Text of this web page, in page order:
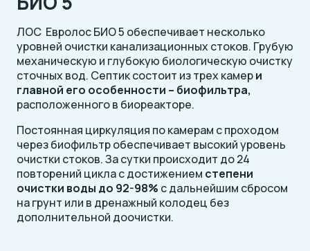
ЛОС Евролос БИО 5 обеспечивает несколько
уровней очистки канализационных стоков. Грубую
механическую и глубокую биологическую очистку
сточных вод. Септик состоит из трех камери
главной его особенности – биофильтра,
расположенного в биореакторе.
Постоянная циркуляция по камерам с проходом
через биофильтр обеспечивает высокий уровень
очистки стоков. За сутки происходит до 24
повторений цикла с достижением степени
очистки воды до 92-98% с дальнейшим сбросом
на грунт или в дренажный колодец без
дополнительной доочистки.